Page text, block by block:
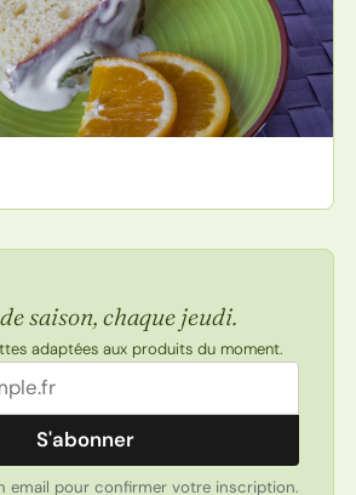
saison, chaque jeudi.
adaptées aux produits du moment.
S'abonner
email pour confirmer votre inscription.